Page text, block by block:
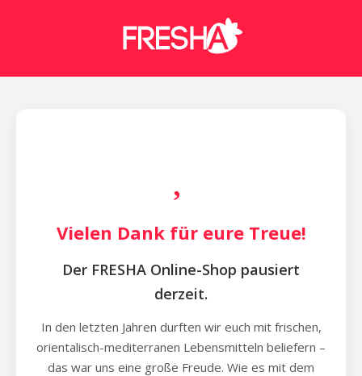
Vielen Dank für eure Treue!
Der FRESHA Online-Shop pausiert
derzeit.
In den letzten Jahren durften wir euch mit frischen,
orientalisch-mediterranen Lebensmitteln beliefern –
das war uns eine große Freude. Wie es mit dem